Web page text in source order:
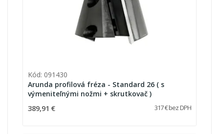
Kód: 091430
Arunda profilová fréza - Standard 26 ( s
výmeniteľnými nožmi + skrutkovač )
389,91 € 317 € bez DPH